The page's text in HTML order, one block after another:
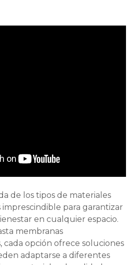
de los tipos de materiales
para garantizar
en cualquier espacio.
membranas
cada opción ofrece soluciones
adaptarse a diferentes